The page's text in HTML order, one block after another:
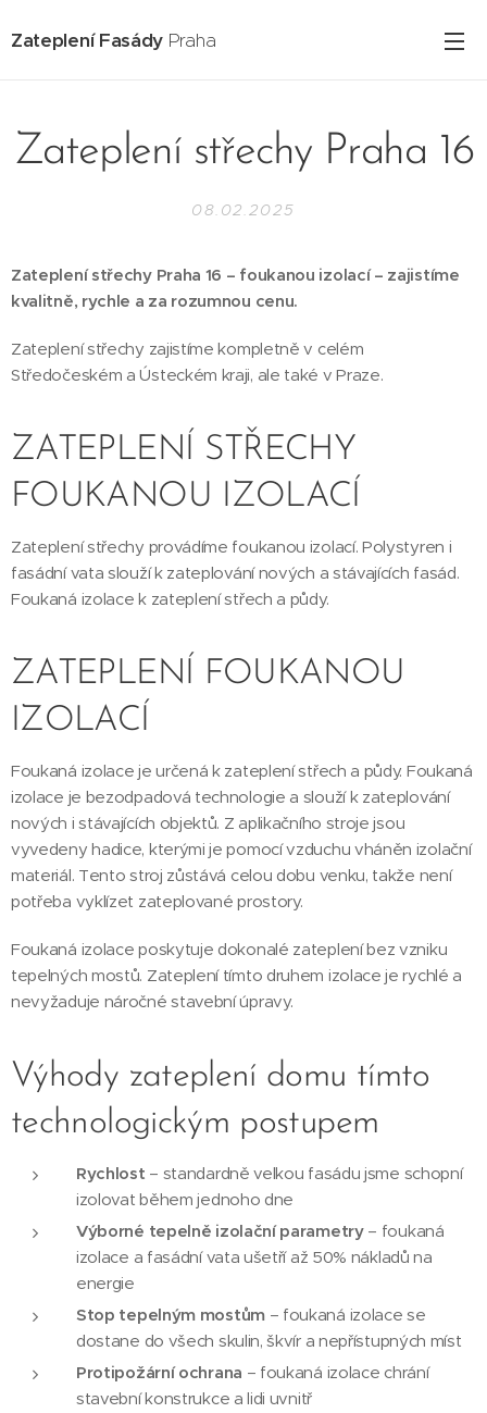
Zateplení Fasády Praha
Zateplení střechy Praha 16
08.02.2025
Zateplení střechy Praha 16 – foukanou izolací – zajistíme
kvalitně, rychle a za rozumnou cenu.
Zateplení střechy zajistíme kompletně v celém
Středočeském a Ústeckém kraji, ale také v Praze.
ZATEPLENÍ STŘECHY
FOUKANOU IZOLACÍ
Zateplení střechy provádíme foukanou izolací. Polystyren i
fasádní vata slouží k zateplování nových a stávajících fasád.
Foukaná izolace k zateplení střech a půdy.
ZATEPLENÍ FOUKANOU
IZOLACÍ
Foukaná izolace je určená k zateplení střech a půdy. Foukaná
izolace je bezodpadová technologie a slouží k zateplování
nových i stávajících objektů. Z aplikačního stroje jsou
vyvedeny hadice, kterými je pomocí vzduchu vháněn izolační
materiál. Tento stroj zůstává celou dobu venku, takže není
potřeba vyklízet zateplované prostory.
Foukaná izolace poskytuje dokonalé zateplení bez vzniku
tepelných mostů. Zateplení tímto druhem izolace je rychlé a
nevyžaduje náročné stavební úpravy.
Výhody zateplení domu tímto
technologickým postupem
Rychlost – standardně velkou fasádu jsme schopní
izolovat během jednoho dne
Výborné tepelně izolační parametry– foukaná
izolace a fasádní vata ušetří až 50% nákladů na
energie
Stop tepelným mostům– foukaná izolace se
dostane do všech skulin, škvír a nepřístupných míst
Protipožární ochrana – foukaná izolace chrání
stavební konstrukce a lidi uvnitř